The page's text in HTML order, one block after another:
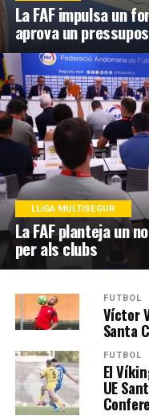
La FAF impulsa un
aprova un
LLIGA MULTISEGUR
La FAF planteja un
per als clubs
FUTBOL
Víctor
Santa
FUTBOL
El
UE